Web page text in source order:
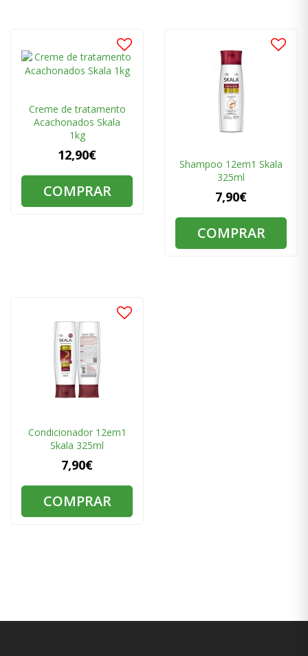
Creme de tratamento
Acachonados Skala
1kg
12,90€
COMPRAR
Shampoo 12em1 Skala
325ml
7,90€
COMPRAR
Condicionador 12em1
Skala 325ml
7,90€
COMPRAR